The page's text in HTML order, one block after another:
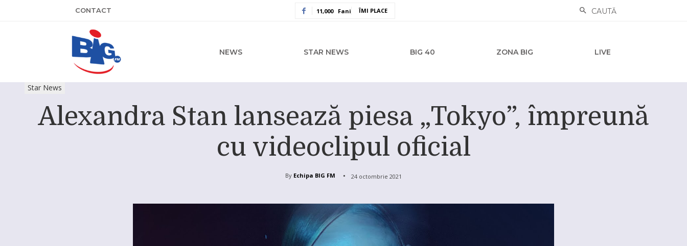
CONTACT 11,000 Fani ÎMI PLACE CAUTĂ
NEWS STAR NEWS BIG 40 ZONA BIG LIVE
Star News
Alexandra Stan lansează piesa „Tokyo”, împreună
cu videoclipul oficial
By Echipa BIG FM 24 octombrie 2021